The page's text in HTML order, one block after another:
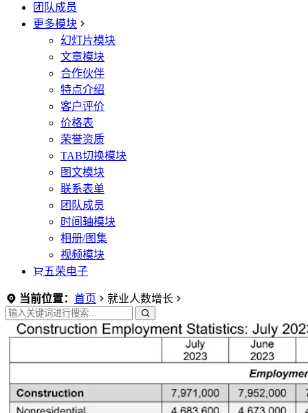
团队成员
更多模块
幻灯片模块
文章模块
合作伙伴
特点介绍
客户评价
价格表
荣誉资质
TAB切换模块
图文模块
联系表单
团队成员
时间轴模块
相册/图集
视频模块
五荣电子
当前位置： 首页 就业人数增长